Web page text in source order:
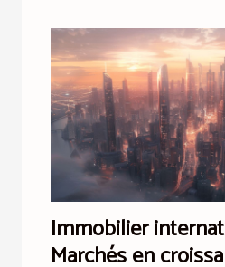
Immobilier
Marchés en